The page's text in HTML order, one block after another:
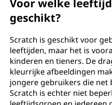
Voor welke
geschikt?
Scratch is geschikt voor
leeftijden, maar het is
kinderen en tieners. De
kleurrijke afbeeldingen
jongere gebruikers die net
Scratch is echter niet